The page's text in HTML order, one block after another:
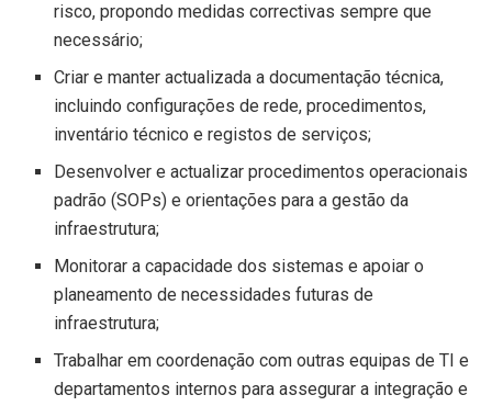
risco, propondo medidas correctivas sempre que
necessário;
Criar e manter actualizada a documentação técnica,
incluindo configurações de rede, procedimentos,
inventário técnico e registos de serviços;
Desenvolver e actualizar procedimentos operacionais
padrão (SOPs) e orientações para a gestão da
infraestrutura;
Monitorar a capacidade dos sistemas e apoiar o
planeamento de necessidades futuras de
infraestrutura;
Trabalhar em coordenação com outras equipas de TI e
departamentos internos para assegurar a integração e